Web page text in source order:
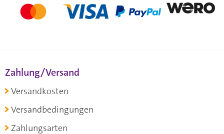
Zahlung/Versand
Versandkosten
Versandbedingungen
Zahlungsarten